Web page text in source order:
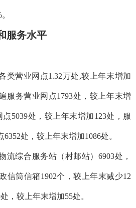
服务水平
类营业网点1.32万处,较上年末增加
服务营业网点1793处，较上年末增
5039处，较上年末增加123处，服
处，较上年末增加1086处。
流综合服务站（村邮站） 6903处，
信筒信箱1902个，较上年末减少12
，较上年末增加55处。